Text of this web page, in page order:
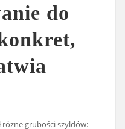
do
różne grubości szyldów: